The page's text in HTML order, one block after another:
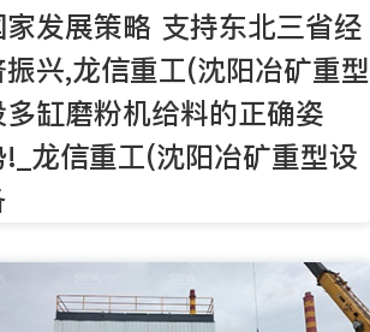
家发展策略 支持东北三省经
振兴,龙信重工(沈阳冶矿重型
多缸磨粉机给料的正确姿
!_龙信重工(沈阳冶矿重型设